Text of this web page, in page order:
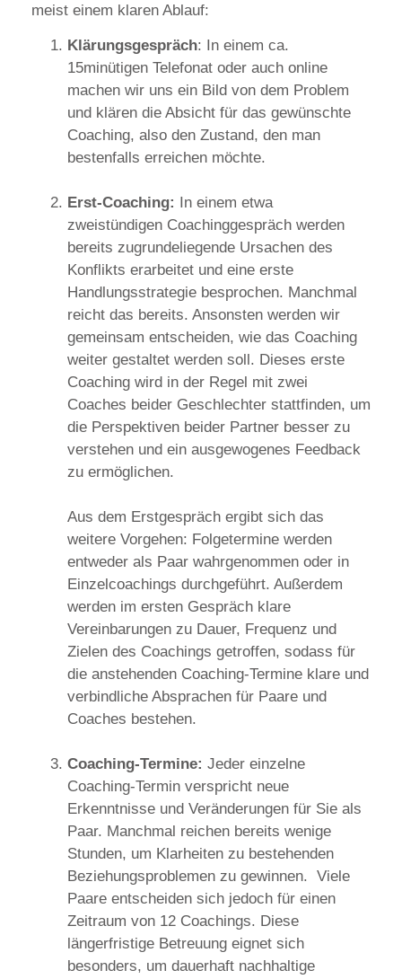
meist einem klaren Ablauf:
Klärungsgespräch: In einem ca.
15minütigen Telefonat oder auch online
machen wir uns ein Bild von dem Problem
und klären die Absicht für das gewünschte
Coaching, also den Zustand, den man
bestenfalls erreichen möchte.
Erst-Coaching:
In einem etwa
zweistündigen Coachinggespräch werden
bereits zugrundeliegende Ursachen des
Konflikts erarbeitet und eine erste
Handlungsstrategie besprochen. Manchmal
reicht das bereits. Ansonsten werden wir
gemeinsam entscheiden, wie das Coaching
weiter gestaltet werden soll. Dieses erste
Coaching wird in der Regel mit zwei
Coaches beider Geschlechter stattfinden, um
die Perspektiven beider Partner besser zu
verstehen und ein ausgewogenes Feedback
zu ermöglichen.
Aus dem Erstgespräch ergibt sich das
weitere Vorgehen: Folgetermine werden
entweder als Paar wahrgenommen oder in
Einzelcoachings durchgeführt. Außerdem
werden im ersten Gespräch klare
Vereinbarungen zu Dauer, Frequenz und
Zielen des Coachings getroffen, sodass für
die anstehenden Coaching-Termine klare und
verbindliche Absprachen für Paare und
Coaches bestehen.
Coaching-Termine: Jeder einzelne
Coaching-Termin verspricht neue
Erkenntnisse und Veränderungen für Sie als
Paar. Manchmal reichen bereits wenige
Stunden, um Klarheiten zu bestehenden
Beziehungsproblemen zu gewinnen. Viele
Paare entscheiden sich jedoch für einen
Zeitraum von 12 Coachings. Diese
längerfristige Betreuung eignet sich
besonders, um dauerhaft nachhaltige